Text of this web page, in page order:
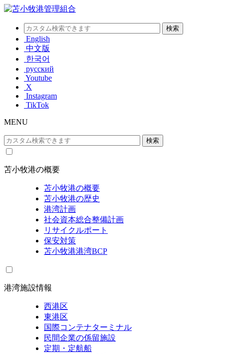
English
中文版
한국어
русский
Youtube
X
Instagram
TikTok
MENU
苫小牧港の概要
苫小牧港の概要
苫小牧港の歴史
港湾計画
社会資本総合整備計画
リサイクルポート
保安対策
苫小牧港港湾BCP
港湾施設情報
西港区
東港区
国際コンテナターミナル
民間企業の係留施設
定期・定航船